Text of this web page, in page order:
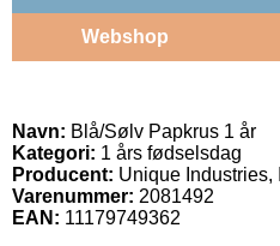
Webshop
Navn: Blå/Sølv Papkrus 1 år
Kategori: 1 års fødselsdag
Producent: Unique Industries,
Varenummer: 2081492
EAN: 11179749362